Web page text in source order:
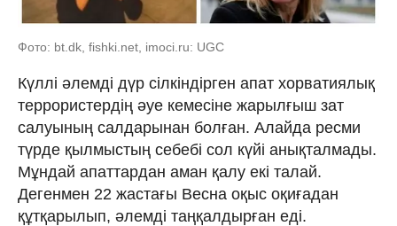
Фото: bt.dk, fishki.net, imoci.ru: UGC
Күллі әлемді дүр сілкіндірген апат хорватиялық
террористердің әуе кемесіне жарылғыш зат
салуының салдарынан болған. Алайда ресми
түрде қылмыстың себебі сол күйі анықталмады.
Мұндай апаттардан аман қалу екі талай.
Дегенмен 22 жастағы Весна оқыс оқиғадан
құтқарылып, әлемді таңқалдырған еді.